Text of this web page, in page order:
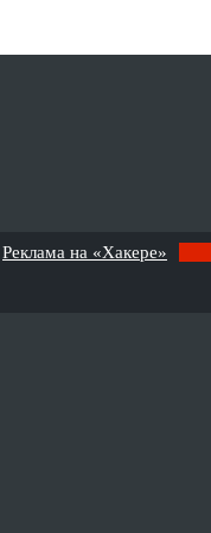
Реклама на «Хакере»